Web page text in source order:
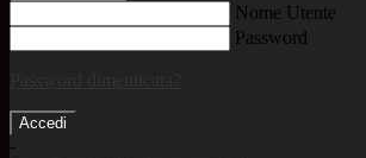
Nome Utente
Password
-